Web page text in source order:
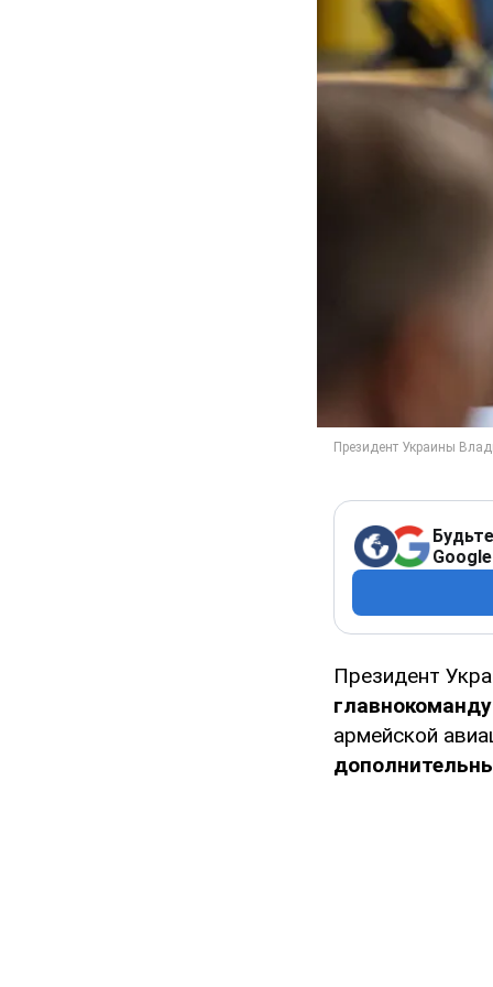
Google
Президент
армейской